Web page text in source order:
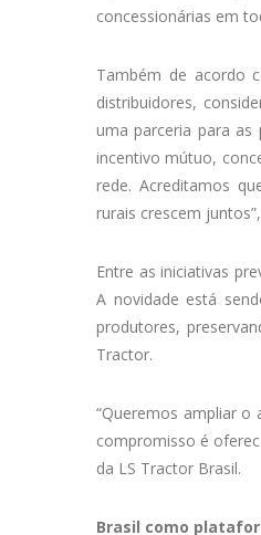
concessionárias em
Também de acordo
distribuidores,
uma parceria para
incentivo mútuo,
rede. Acreditamos
rurais crescem
Entre as iniciativas
A novidade está
produtores,
Tractor.
“Queremos ampliar
compromisso é
da LS Tractor Brasil.
Brasil como